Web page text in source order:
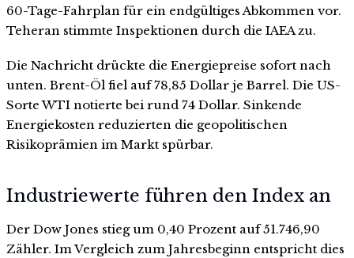
60-Tage-Fahrplan für ein endgültiges Abkommen vor.
Teheran stimmte Inspektionen durch die IAEA zu.
Die Nachricht drückte die Energiepreise sofort nach
unten. Brent-Öl fiel auf 78,85 Dollar je Barrel. Die US-
Sorte WTI notierte bei rund 74 Dollar. Sinkende
Energiekosten reduzierten die geopolitischen
Risikoprämien im Markt spürbar.
Industriewerte führen den Index an
Der Dow Jones stieg um 0,40 Prozent auf 51.746,90
Zähler. Im Vergleich zum Jahresbeginn entspricht dies